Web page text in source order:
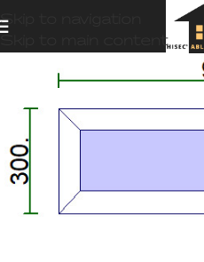
Skip to navigation
Skip to main content